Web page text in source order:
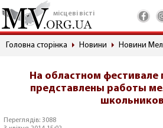
місцеві вісті
Головна сторінка Новини Новини
На областном фестивале
представлены работы
школьников
Переглядів: 3088